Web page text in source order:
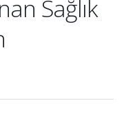
Sağlık